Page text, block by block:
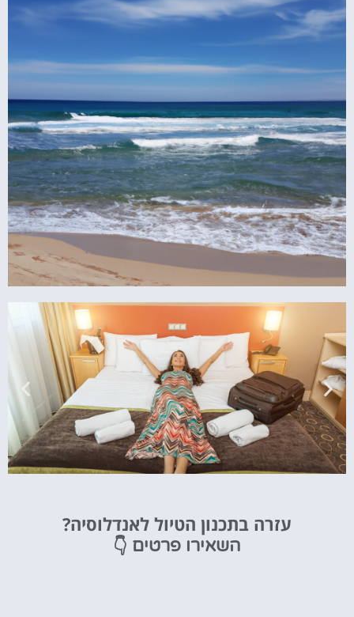
מציאת מלון
עזרה בתכנון הטיול לאנדלוסיה?
השאירו פרטים 👇